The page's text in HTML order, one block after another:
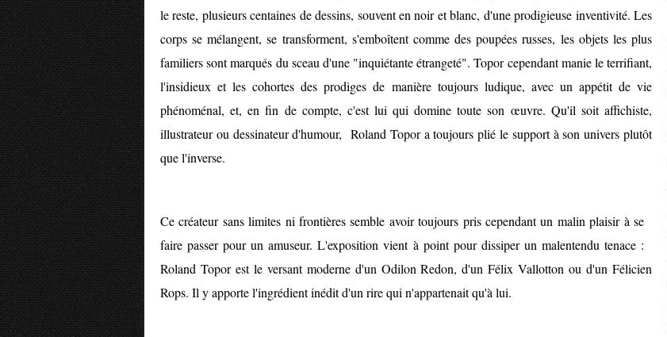
le reste, plusieurs centaines de dessins, souvent en noir et blanc, d'une prodigieuse inventivité. Les
corps se mélangent, se transforment, s'emboîtent comme des poupées russes, les objets les plus
familiers sont marqués du sceau d'une "inquiétante étrangeté". Topor cependant manie le terrifiant,
l'insidieux et les cohortes des prodiges de manière toujours ludique, avec un appétit de vie
phénoménal, et, en fin de compte, c'est lui qui domine toute son œuvre. Qu'il soit affichiste,
illustrateur ou dessinateur d'humour, Roland Topor a toujours plié le support à son univers plutôt
que l'inverse.
Ce créateur sans limites ni frontières semble avoir toujours pris cependant un malin plaisir à se
faire passer pour un amuseur. L'exposition vient à point pour dissiper un malentendu tenace :
Roland Topor est le versant moderne d'un Odilon Redon, d'un Félix Vallotton ou d'un Félicien
Rops. Il y apporte l'ingrédient inédit d'un rire qui n'appartenait qu'à lui.